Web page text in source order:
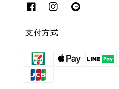
支付方式